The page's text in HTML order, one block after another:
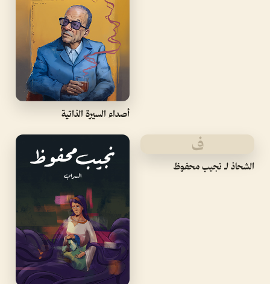
أصداء السيرة الذاتية
ف
الشحاذ لـ نجيب محفوظ